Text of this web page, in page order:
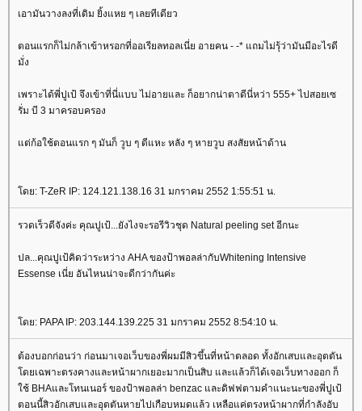
เอามันวางลงที่เดิม ยิ้งแหย ๆ เลยทีเดียว
ตอนแรกก็ไม่กล้าเข้าหรอกที่ออเรียลทอลเนี่ย อายคน - -* แถมไม่รุ้ว่ามันมีอะไรดี
มั่ง
เพราะได้พี่ปูเป้ จึงเข้าที่นี่แบบ ไม่อายและ ก็อยากน่าตาดีนี่หว่า 555+ ไปสอยเซ
รั่ม บี 3 มาครอบครอง
ต่ก้อใช้ตอนแรก ๆ มันก็ วูบ ๆ ดีแหะ หลัง ๆ หายวูบ สงสัยหน้าด้าน
ดย: T-ZeR IP: 124.121.138.16 31 มกราคม 2552 1:55:51 น.
รวดเร็วดีจังค่ะ คุณปูเป้...ยังไงจะรอรีวิวชุด Natural peeling set อีกนะ
ปล...คุณปูเป้คิดว่าระหว่าง AHA ของป้าพอลล่ากับWhitening Intensive
Essense เนี่ย อันไหนน่าจะดีกว่ากันค่ะ
ดย: PAPA IP: 203.144.139.225 31 มกราคม 2552 8:54:10 น.
ต้องบอกก่อนว่า ก่อนมาเจอเว็บของพี่ผมมีสิวขึ้นที่หน้าตลอด ทั้งอักเสบและอุตตัน
ดยเฉพาะตรงคางและหน้าผากเยอะมากเป็นสิบ และแล้วก็ได้เจอเว็บทางออก ก็
ช้ BHAและโทนเนอร์ ของป้าพอลล่า benzac และดิฟฟตามคำแนะนะของพี่ปูเป้
ตอนนี้สิวอักเสบและอุตตันหายไปเกือบหมดแล้ว เหลือแค่ตรงหน้าผากที่กำลังอับ